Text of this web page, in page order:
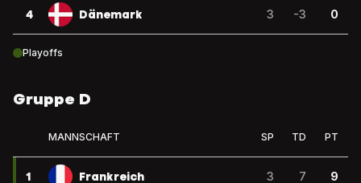
4 Dänemark 3 -3 0
Playoffs
Gruppe D
MANNSCHAFT SP TD PT
1 Frankreich 3 7 9